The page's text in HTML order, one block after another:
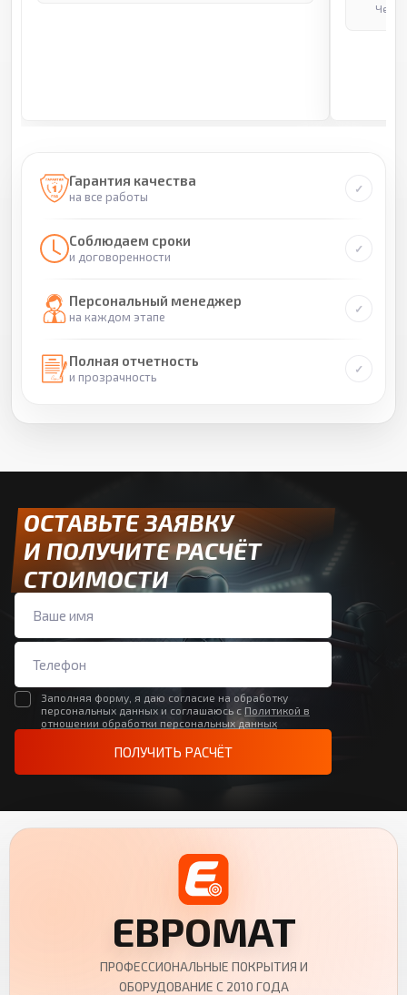
Гарантия качества
на все работы
Соблюдаем сроки
и договоренности
Персональный менеджер
на каждом этапе
Полная отчетность
и прозрачность
ОСТАВЬТЕ ЗАЯВКУ
И ПОЛУЧИТЕ РАСЧЁТ
СТОИМОСТИ
Заполняя форму, я даю согласие на обработку
персональных данных и соглашаюсь с Политикой в
отношении обработки персональных данных
ПОЛУЧИТЬ РАСЧЁТ
ЕВРОМАТ
ПРОФЕССИОНАЛЬНЫЕ ПОКРЫТИЯ И
ОБОРУДОВАНИЕ С 2010 ГОДА